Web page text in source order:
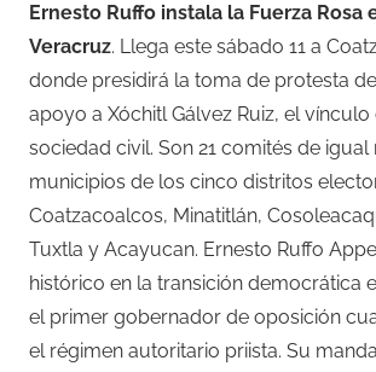
Ernesto Ruffo instala la Fuerza Rosa
Veracruz. Llega este sábado 11 a
donde presidirá la toma de protesta
apoyo a Xóchitl Gálvez Ruiz, el vínculo
sociedad civil. Son 21 comités de
municipios de los cinco distritos
Coatzacoalcos, Minatitlán,
Tuxtla y Acayucan. Ernesto Ruffo
histórico en la transición democrática
el primer gobernador de oposición
el régimen autoritario priista. Su